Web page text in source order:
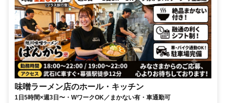
味噌ラーメン店のホール・キッチン
1日5時間×週3日〜・WワークOK／まかない有・車通勤可